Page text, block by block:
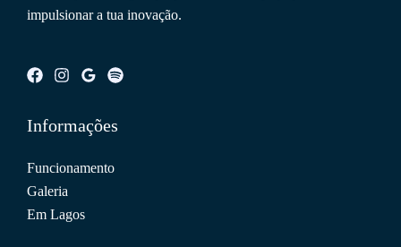
impulsionar a tua inovação.
Informações
Funcionamento
Galeria
Em Lagos